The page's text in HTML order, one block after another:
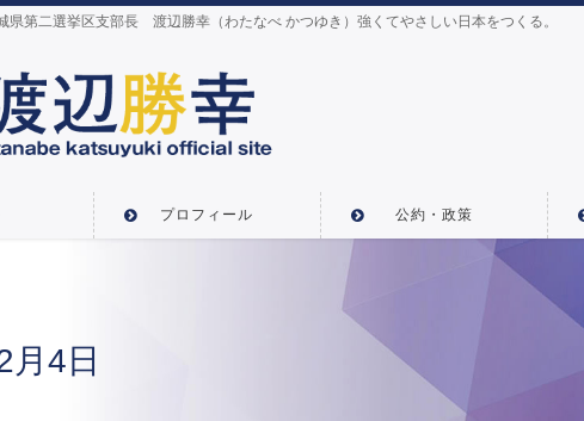
県第二選挙区支部長 渡辺勝幸（わたなべ かつゆき）強くてやさしい日本をつくる。
プロフィール 公約・政策
月4日